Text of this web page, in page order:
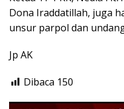
Dona Iraddatillah, juga
unsur parpol dan
Jp AK
Dibaca 150